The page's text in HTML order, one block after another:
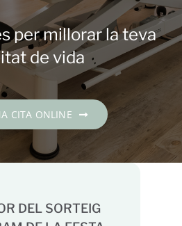
per millorar la teva
de vida
CITA ONLINE
DEL SORTEIG